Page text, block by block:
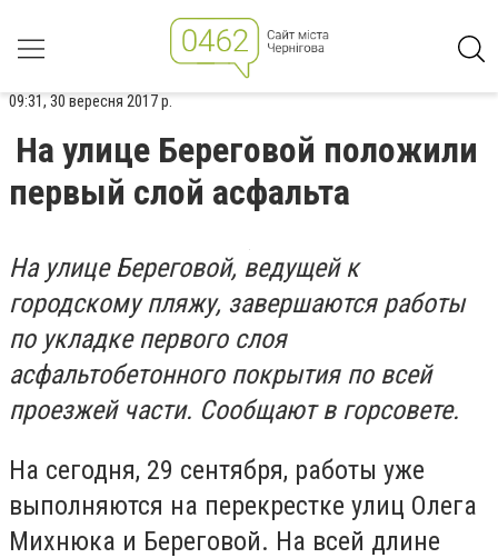
09:31, 30 вересня 2017 р.
На улице Береговой положили
первый слой асфальта
На улице Береговой, ведущей к
городскому пляжу, завершаются работы
по укладке первого слоя
асфальтобетонного покрытия по всей
проезжей части. Сообщают в горсовете.
На сегодня, 29 сентября, работы уже
выполняются на перекрестке улиц Олега
Михнюка и Береговой. На всей длине